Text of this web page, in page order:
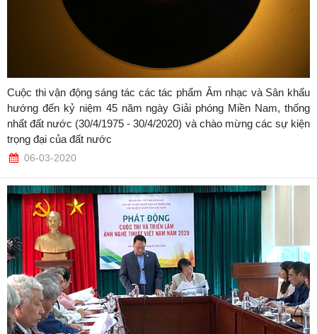
Cuộc thi vận động sáng tác các tác phẩm Âm nhạc và Sân khấu
hướng đến kỷ niệm 45 năm ngày Giải phóng Miền Nam, thống
nhất đất nước (30/4/1975 - 30/4/2020) và chào mừng các sự kiện
trọng đại của đất nước
06-03-2020